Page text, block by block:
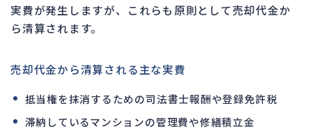
実費が発生しますが、これらも原則として売却代金か
ら清算されます。
売却代金から清算される主な実費
抵当権を抹消するための司法書士報酬や登録免許税
滞納しているマンションの管理費や修繕積立金